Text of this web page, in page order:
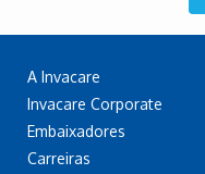
A Invacare
Invacare Corporate
Embaixadores
Carreiras